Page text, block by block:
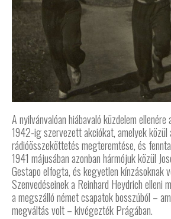
A nyilvánvalóan hiábavaló küzdelem
1942-ig szervezett akciókat, amelyek
rádióösszeköttetés megteremtése, és
1941 májusában azonban hármójuk közül
Gestapo elfogta, és kegyetlen kínzásoknak
Szenvedéseinek a Reinhard Heydrich elleni
a megszálló német csapatok bosszúból –
megváltás volt – kivégezték Prágában.